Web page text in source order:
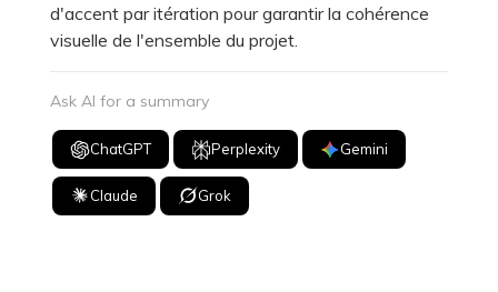
d'accent par itération pour garantir la cohérence
visuelle de l'ensemble du projet.
Ask AI for a summary
ChatGPT Perplexity Gemini
Claude Grok